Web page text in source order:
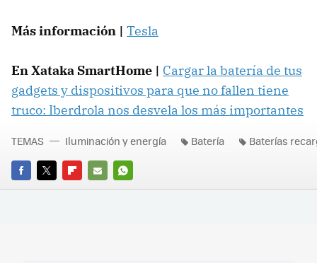
Más información | Tesla
En Xataka SmartHome | Cargar la batería de tus
gadgets y dispositivos para que no fallen tiene
truco: Iberdrola nos desvela los más importantes
FACEBOOK
TWITTERFLIPBOARD
E-
WHATSAPP
TEMAS Iluminación y energía Batería Baterías